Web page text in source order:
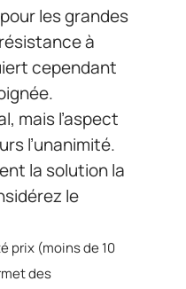
les grandes
à
cependant
mais l’aspect
l’unanimité.
la solution la
le
prix (moins de 10
des